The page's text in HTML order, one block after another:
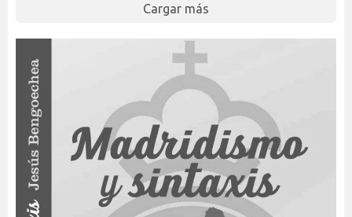
Cargar más